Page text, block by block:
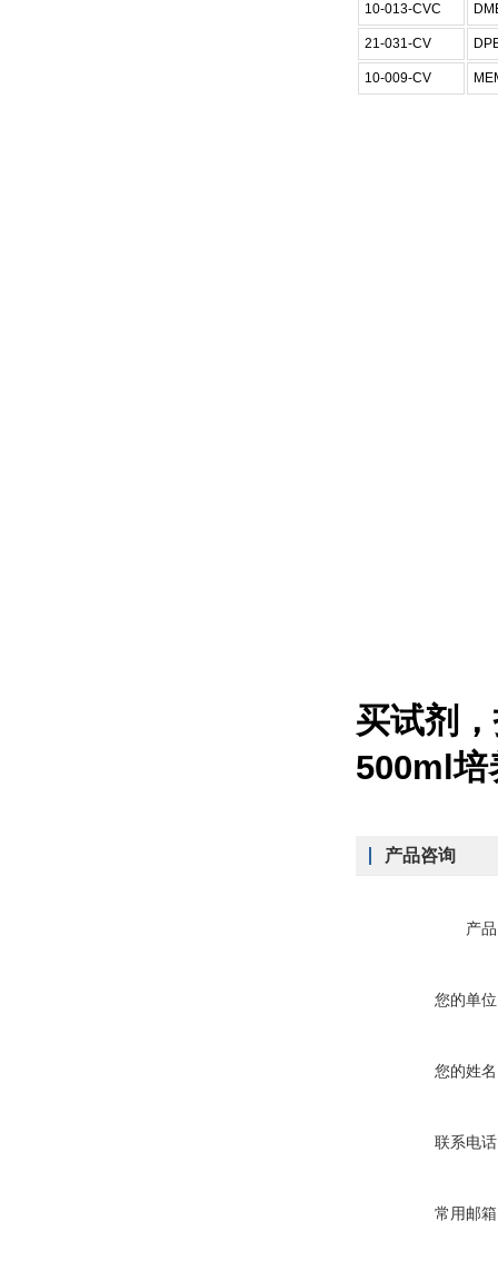
10-013-CVC
21-031-CV
10-009-CV
买试剂
500ml培
产品咨询
产
您的单
您的姓
联系电
常用邮